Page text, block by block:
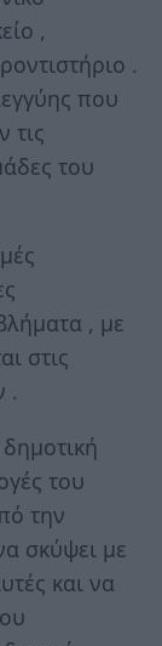
,
.
που
τις
του
, με
στις
.
του
την
σκύψει με
και να